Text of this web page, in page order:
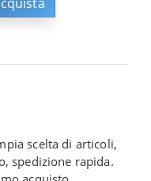
scelta di articoli,
spedizione rapida.